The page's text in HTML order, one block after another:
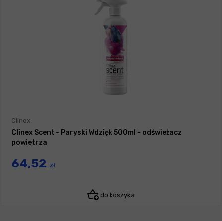
Clinex
Clinex Scent - Paryski Wdzięk 500ml - odświeżacz
powietrza
64,52 zł
do koszyka